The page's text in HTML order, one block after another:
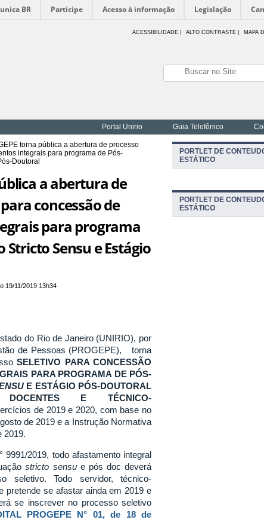
BR Participe Acesso à informação Legislação
ACESSIBILIDADE ALTO CONTRASTE | MAPA
Portal Unirio Guia Telefônico
torna pública a abertura de processo
integrais para programa de Pós-
Doutoral
a abertura de
concessão de
para programa
Stricto Sensu e Estágio
19/11/2019 13h34
do Rio de Janeiro (UNIRIO), por
de Pessoas (PROGEPE), torna
SELETIVO PARA CONCESSÃO
PARA PROGRAMA DE PÓS-
E ESTÁGIO PÓS-DOUTORAL
DOCENTES E TÉCNICO-
de 2019 e 2020, com base no
de 2019 e a Instrução Normativa
2019.
9991/2019, todo afastamento integral
stricto sensue pós doc deverá
seletivo. Todo servidor, técnico-
pretende se afastar ainda em 2019 e
se inscrever no processo seletivo
PROGEPE N° 01, de 18 de
PORTLET DE
ESTÁTICO
PORTLET DE
ESTÁTICO